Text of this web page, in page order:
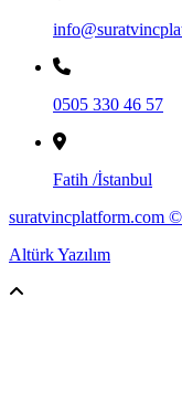
0505 330 46 57
Fatih /İstanbul
suratvincplatform.com ©
Altürk Yazılım